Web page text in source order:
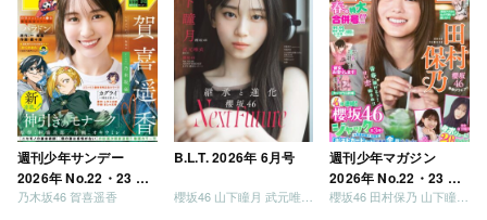
「笑って卒業を祝いま
しょう」 [Blu-ray]
週刊少年サンデー
2026年 No.22・23 合
併号
乃木坂46 賀喜遥香
B.L.T. 2026年 6月号
櫻坂46 山下瞳月 武元唯衣 / 乃木坂46 海邉朱莉
週刊少年マガジン
2026年 No.22・23 合
併号